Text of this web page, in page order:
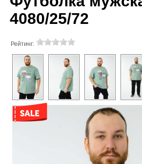
4080/25/72
Рейтинг: